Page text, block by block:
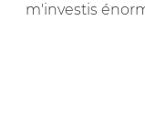
m'investis